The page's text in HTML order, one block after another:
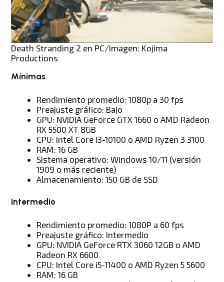
Death Stranding 2 en PC/Imagen: Kojima
Productions
Mínimas
Rendimiento promedio: 1080p a 30 fps
Preajuste gráfico: Bajo
GPU: NVIDIA GeForce GTX 1660 o AMD Radeon
RX 5500 XT 8GB
CPU: Intel Core i3-10100 o AMD Ryzen 3 3100
RAM: 16 GB
Sistema operativo: Windows 10/11 (versión
1909 o más reciente)
Almacenamiento: 150 GB de SSD
Intermedio
Rendimiento promedio: 1080P a 60 fps
Preajuste gráfico: Intermedio
GPU: NVIDIA GeForce RTX 3060 12GB o AMD
Radeon RX 6600
CPU: Intel Core i5-11400 o AMD Ryzen 5 5600
RAM: 16 GB